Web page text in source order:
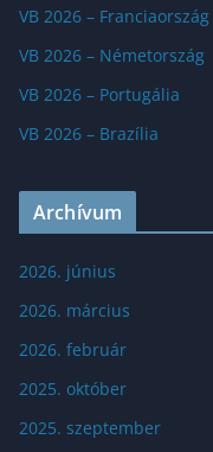
VB 2026 – Franciaország
VB 2026 – Németország
VB 2026 – Portugália
VB 2026 – Brazília
Archívum
2026. június
2026. március
2026. február
2025. október
2025. szeptember